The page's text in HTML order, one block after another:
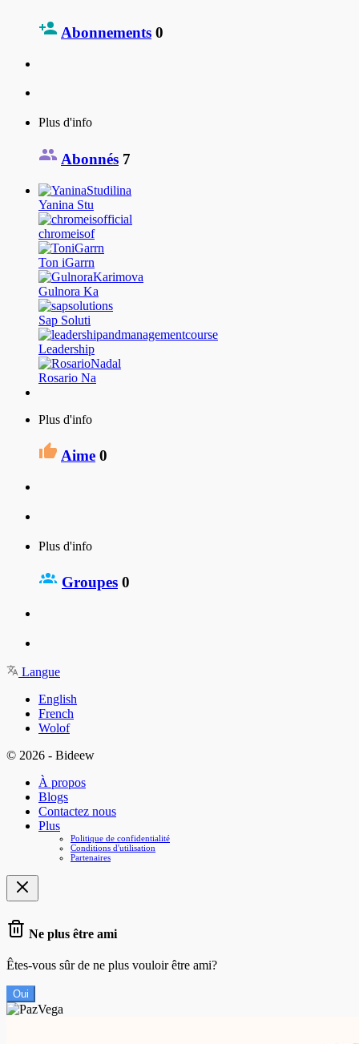
Abonnements 0
Plus d'info
Abonnés 7
Yanina Stu
chromeisof
Ton iGarrn
Gulnora Ka
Sap Soluti
Leadership
Rosario Na
Plus d'info
Aime 0
Plus d'info
Groupes 0
Langue
English
French
Wolof
© 2026 - Bideew
À propos
Blogs
Contactez nous
Plus
Politique de confidentialité
Conditions d'utilisation
Partenaires
Ne plus être ami
Êtes-vous sûr de ne plus vouloir être ami?
Oui